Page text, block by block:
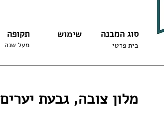
תקופה שימוש
מעל שנה
סוג המבנה
בית פרטי
מלון צובה, גבעת יערים